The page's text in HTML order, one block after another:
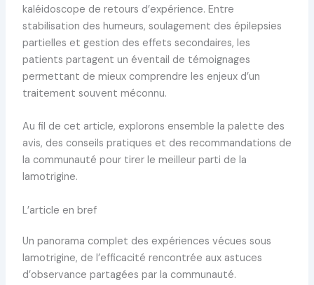
kaléidoscope de retours d’expérience. Entre
stabilisation des humeurs, soulagement des épilepsies
partielles et gestion des effets secondaires, les
patients partagent un éventail de témoignages
permettant de mieux comprendre les enjeux d’un
traitement souvent méconnu.
Au fil de cet article, explorons ensemble la palette des
avis, des conseils pratiques et des recommandations de
la communauté pour tirer le meilleur parti de la
lamotrigine.
L’article en bref
Un panorama complet des expériences vécues sous
lamotrigine, de l’efficacité rencontrée aux astuces
d’observance partagées par la communauté.